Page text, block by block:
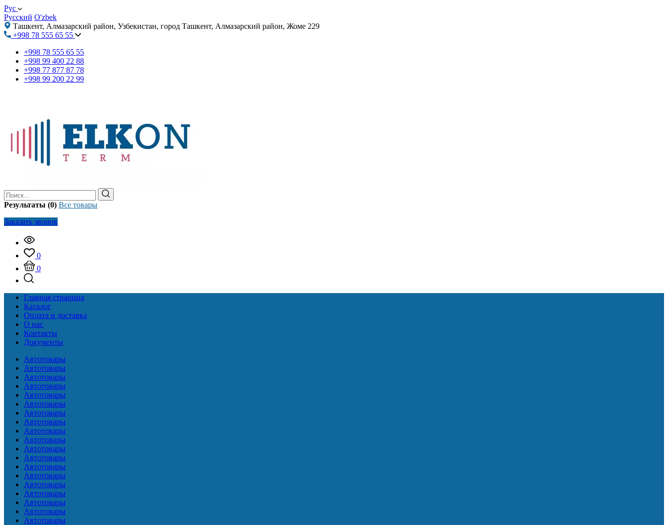
Рус
Русский O'zbek
Ташкент, Алмазарский район, Узбекистан, город Ташкент, Алмазарский район, Жоме 229
+998 78 555 65 55
+998 78 555 65 55
+998 99 400 22 88
+998 77 877 87 78
+998 99 200 22 99
Результаты (0) Все товары
Заказать звонок
0
0
Главная страница
Каталог
Оплата и доставка
О нас
Контакты
Документы
Автотовары
Автотовары
Автотовары
Автотовары
Автотовары
Автотовары
Автотовары
Автотовары
Автотовары
Автотовары
Автотовары
Автотовары
Автотовары
Автотовары
Автотовары
Автотовары
Автотовары
Автотовары
Автотовары